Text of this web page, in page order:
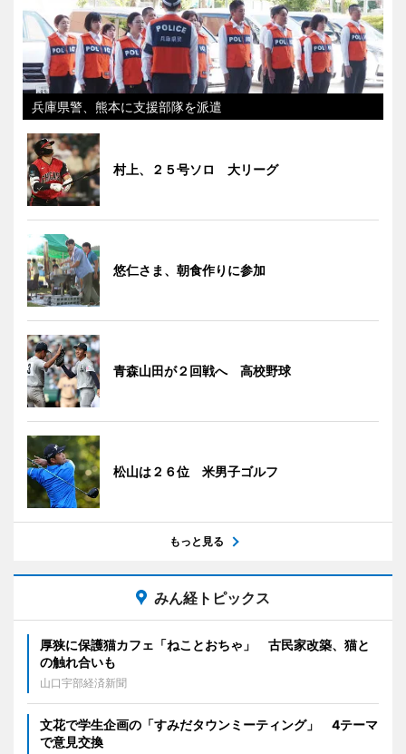
兵庫県警、熊本に支援部隊を派遣
村上、２５号ソロ 大リーグ
悠仁さま、朝食作りに参加
青森山田が２回戦へ 高校野球
松山は２６位 米男子ゴルフ
もっと見る
みん経トピックス
厚狭に保護猫カフェ「ねことおちゃ」 古民家改築、猫と
の触れ合いも
山口宇部経済新聞
文花で学生企画の「すみだタウンミーティング」 4テーマ
で意見交換